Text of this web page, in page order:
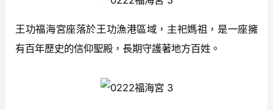
王功福海宮座落於王功漁港區域，主祀媽祖，是一座擁
有百年歷史的信仰聖殿，長期守護著地方百姓。